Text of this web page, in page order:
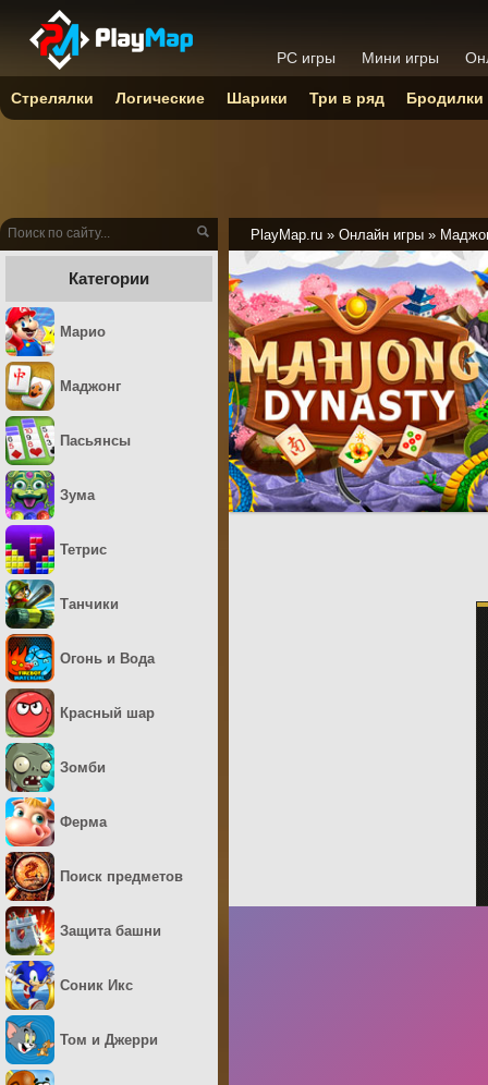
PlayMap.ru » Онлайн игры »
Категории
Марио
Маджонг
Пасьянсы
Зума
Тетрис
Танчики
Огонь и Вода
Красный шар
Зомби
Ферма
Поиск предметов
Защита башни
Соник Икс
Том и Джерри
PC игры Мини игры
Стрелялки Логические Шарики Три в ряд Бродилки